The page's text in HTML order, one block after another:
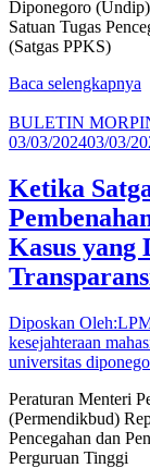
Diponegoro
Satuan Tugas
(Satgas PPKS)
Baca selengkapnya
BULETIN
03/03/202403/03/
Ketika
Kasus yang
Diposkan
kesejahteraan
universitas
Peraturan Menteri
(Permendikbud)
Pencegahan dan
Perguruan Tinggi